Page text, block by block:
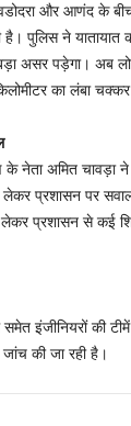
और आणंद के
है। पुलिस ने
असर पड़ेगा। अब
का लंबा
के नेता अमित चावड़ा
लेकर प्रशासन पर
प्रशासन से कई
इंजीनियरों की
की जा रही है।